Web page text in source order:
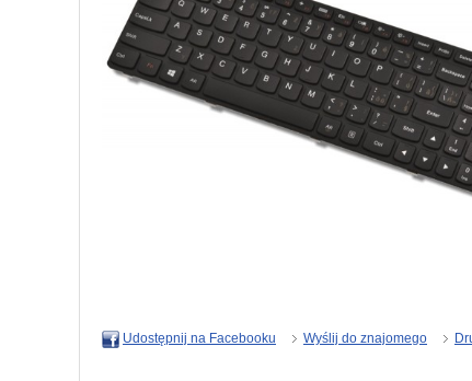
Udostępnij na Facebooku Wyślij do znajomego